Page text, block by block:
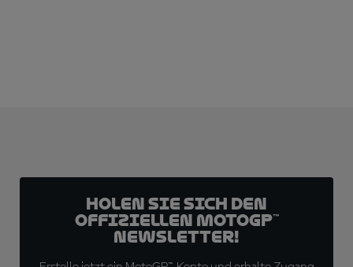
Holen Sie sich den
offiziellen MotoGP™
Newsletter!